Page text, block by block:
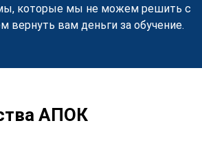
которые мы не можем решить с
вам деньги за обучение.
АПОК